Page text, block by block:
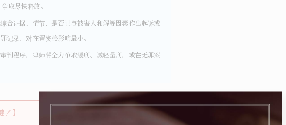
取尽快释放。
合证据、情节、是否已与被害人和解等因素作出起诉或
记录，对在留资格影响最小。
判程序，律师将全力争取缓刑、减轻量刑，或在无罪案
】